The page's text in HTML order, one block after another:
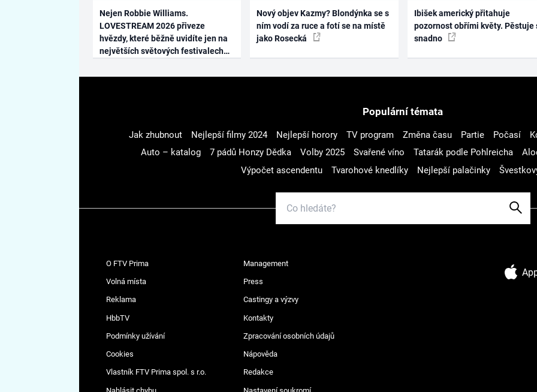
Nejen Robbie Williams.
LOVESTREAM 2026 přiveze
hvězdy, které běžně uvidíte jen na
největších světových festivalech
Nový objev Kazmy? Blondýnka se s
ním vodí za ruce a fotí se na místě
jako Rosecká
Ibišek americký přitahuje
pozornost obřími květy. Pěstuje
snadno
Populární témata
Jak zhubnout Nejlepší filmy 2024 Nejlepší horory TV program Změna času Partie Počasí
Auto – katalog
7 pádů Honzy Dědka Volby 2025 Svařené víno Tatarák podle Pohlreicha
Výpočet ascendentu
Tvarohové knedlíky Nejlepší palačinky
O FTV Prima Management
Volná místa Press
Reklama Castingy a výzvy
HbbTV Kontakty
Podmínky užívání Zpracování osobních údajů
Cookies Nápověda
Vlastník FTV Prima spol. s r.o. Redakce